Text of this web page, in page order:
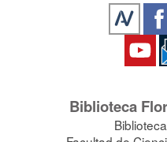
Biblioteca